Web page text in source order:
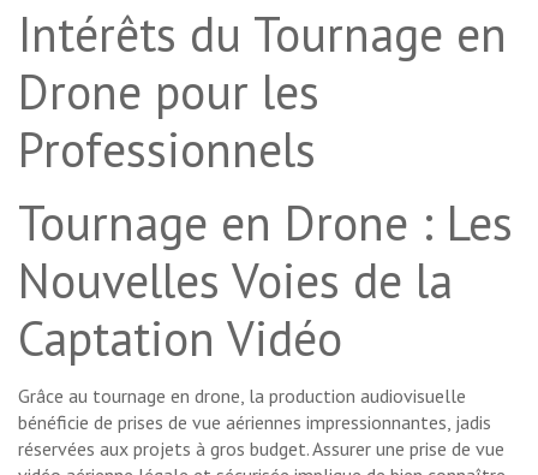
Intérêts du Tournage en
Drone pour les
Professionnels
Tournage en Drone : Les
Nouvelles Voies de la
Captation Vidéo
Grâce au tournage en drone, la production audiovisuelle
bénéficie de prises de vue aériennes impressionnantes, jadis
réservées aux projets à gros budget. Assurer une prise de vue